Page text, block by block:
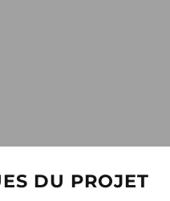
DU PROJET